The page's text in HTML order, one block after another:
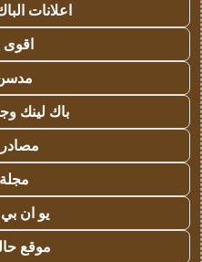
اعلانات الباك
اقوى
باك لينك
مصادر
يو ان
موقع